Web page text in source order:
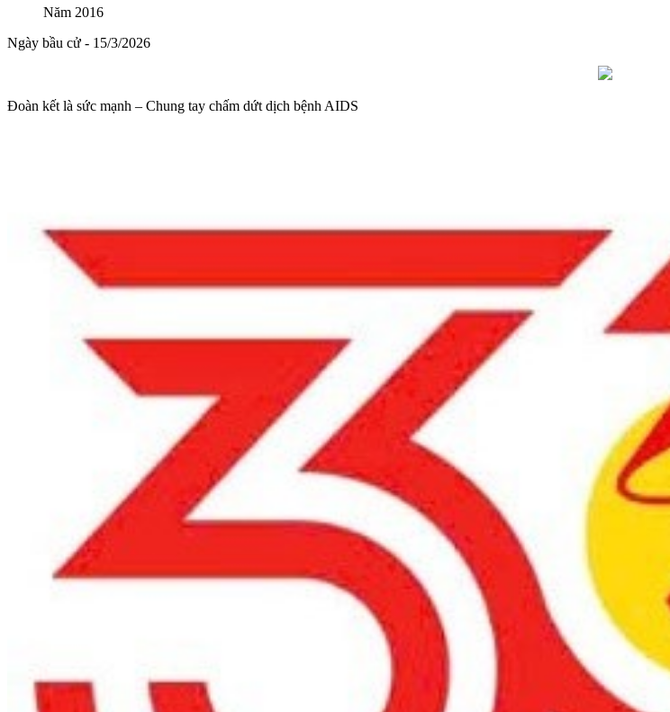
Lượt xem:571 | lượt tải:0
Năm 2016
Ngày bầu cử - 15/3/2026
Đoàn kết là sức mạnh – Chung tay chấm dứt dịch bệnh AIDS